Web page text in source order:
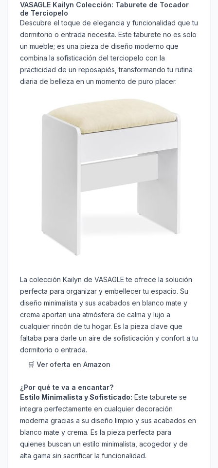
VASAGLE Kailyn Colección: Taburete de Tocador
de Terciopelo
Descubre el toque de elegancia y funcionalidad que tu
dormitorio o entrada necesita. Este taburete no es solo
un mueble; es una pieza de diseño moderno que
combina la sofisticación del terciopelo con la
practicidad de un reposapiés, transformando tu rutina
diaria de belleza en un momento de puro placer.
La colección Kailyn de VASAGLE te ofrece la solución
perfecta para organizar y embellecer tu espacio. Su
diseño minimalista y sus acabados en blanco mate y
crema aportan una atmósfera de calma y lujo a
cualquier rincón de tu hogar. Es la pieza clave que
faltaba para darle un aire de sofisticación y confort a tu
dormitorio o entrada.
🛒 Ver oferta en Amazon
¿Por qué te va a encantar?
Estilo Minimalista y Sofisticado: Este taburete se
integra perfectamente en cualquier decoración
moderna gracias a su diseño limpio y sus acabados en
blanco mate y crema. Es la pieza perfecta para
quienes buscan un estilo minimalista, acogedor y de
alta gama sin sacrificar la funcionalidad.